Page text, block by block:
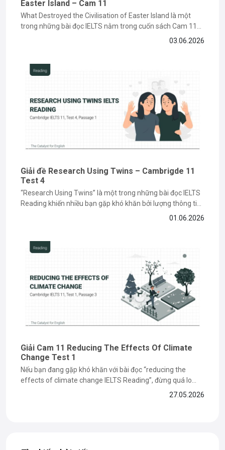
Easter Island – Cam 11
What Destroyed the Civilisation of Easter Island là một
trong những bài đọc IELTS nằm trong cuốn sách Cam 11
về chủ đề lịch sử và môi trường, đòi hỏi bạn phải có kỹ năng
03.06.2026
Giải đề Research Using Twins – Cambrigde 11
Test 4
“Research Using Twins” là một trong những bài đọc IELTS
Reading khiến nhiều bạn gặp khó khăn bởi lượng thông tin
học thuật và các dạng câu hỏi paraphrase phức tạp. Tuy
01.06.2026
Giải Cam 11 Reducing The Effects Of Climate
Change Test 1
Nếu bạn đang gặp khó khăn với bài đọc “reducing the
effects of climate change IELTS Reading”, đừng quá lo
lắng vì đây là dạng bài dễ khiến nhiều bạn mất điểm ở phần
27.05.2026